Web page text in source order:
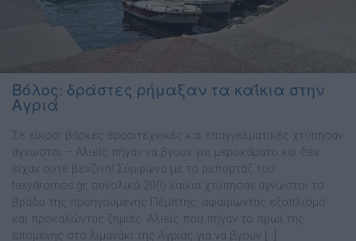
Βόλος: δράστες ρήμαξαν τα καΐκια στην
Αγριά
Σε είκοσι βάρκες ερασιτεχνικές και επαγγελματικές χτύπησαν
άγνωστοι – Αλιείς πήγαν να βγουν για μεροκάματο και δεν
είχαν ούτε βενζίνη! Σύμφωνα με το ρεπορτάζ του
taxydromos.gr, συνολικά 20(!) καΐκια χτύπησαν άγνωστοι το
βράδυ της προηγούμενης Πέμπτης, αφαιρώντας εξοπλισμό
και προκαλώντας ζημιές. Αλιείς που πήγαν το πρωί της
επομένης στο λιμανάκι της Αγριάς για να βγουν […]